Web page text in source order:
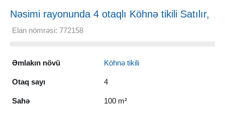
Nəsimi rayonunda 4 otaqlı Köhnə tikili Satılır,
100 m²
Elan nömrəsi: 772158
Əmlakın növü Köhnə tikili
Otaq sayı 4
Sahə 100 m²